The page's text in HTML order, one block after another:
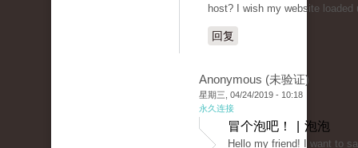
host? I wish my website
回复
Anonymous (未验证)
星期三, 04/24/2019 - 10:18
永久连接
冒个泡吧！ | 泡泡
Hello my friend! I want to